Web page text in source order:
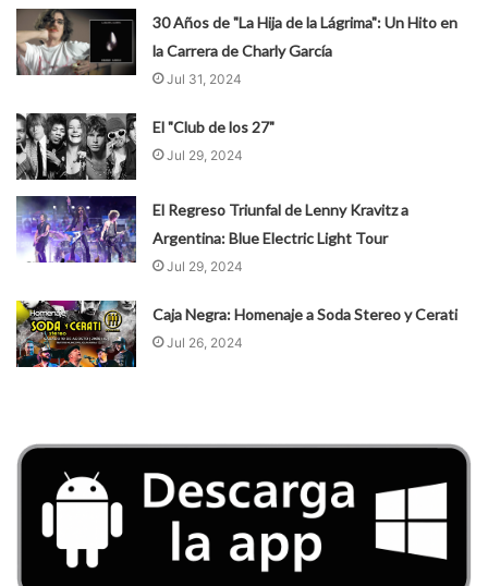
30 Años de "La Hija de la Lágrima": Un Hito en
la Carrera de Charly García
Jul 31, 2024
El "Club de los 27"
Jul 29, 2024
El Regreso Triunfal de Lenny Kravitz a
Argentina: Blue Electric Light Tour
Jul 29, 2024
Caja Negra: Homenaje a Soda Stereo y Cerati
Jul 26, 2024